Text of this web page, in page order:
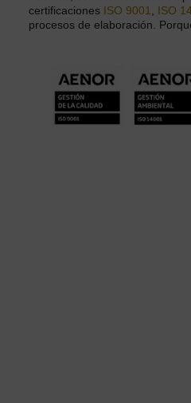
certificaciones ISO 9001 ISO
procesos de elaboración.